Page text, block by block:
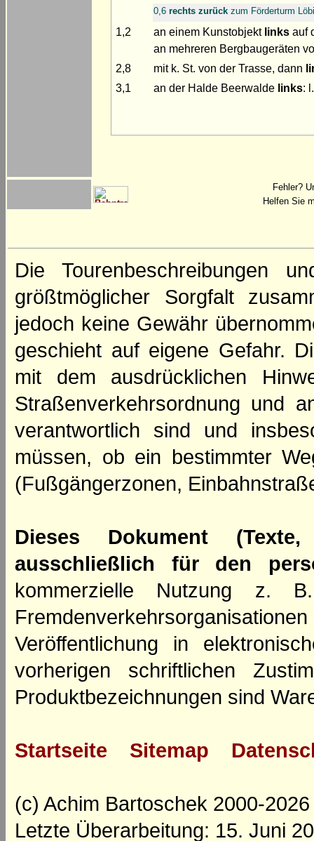
0,6 rechts zurück zum Förderturm
1,2 an einem Kunstobjekt links auf
an mehreren Bergbaugeräten
2,8
mit k. St. von der Trasse, dann
3,1
an der Halde Beerwalde links:
Fehler?
Helfen Sie
Die Tourenbeschreibungen
größtmöglicher Sorgfalt
jedoch keine Gewähr
geschieht auf eigene Gefahr.
mit dem ausdrücklichen
Straßenverkehrsordnung und
verantwortlich sind und
müssen, ob ein bestimmter
(Fußgängerzonen,
Dieses Dokument
ausschließlich für den
kommerzielle Nutzung z.
Veröffentlichung in
vorherigen schriftlichen
Produktbezeichnungen sind
Startseite Sitemap
(c) Achim Bartoschek 2000-2026
Letzte Überarbeitung: 15. Juni